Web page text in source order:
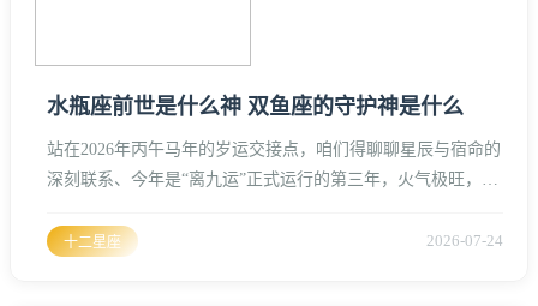
水瓶座前世是什么神 双鱼座的守护神是什么
站在2026年丙午马年的岁运交接点，咱们得聊聊星辰与宿命的
深刻联系、今年是“离九运”正式运行的第三年，火气极旺，人
很多人觉得星座是西方的玩意儿，其实不然、天道交感，万物
十二星座 2026-07-24